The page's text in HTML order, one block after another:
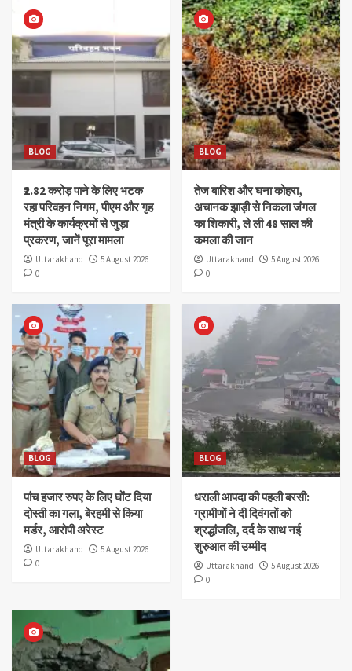
BLOG
₹2.82 करोड़ पाने के लिए भटक
रहा परिवहन निगम, पीएम और गृह
मंत्री के कार्यक्रमों से जुड़ा
प्रकरण, जानें पूरा मामला
Uttarakhand
5 August 2026
0
BLOG
तेज बारिश और घना कोहरा,
अचानक झाड़ी से निकला जंगल
का शिकारी, ले ली 48 साल की
कमला की जान
Uttarakhand
5 August 2026
0
BLOG
पांच हजार रुपए के लिए घोंट दिया
दोस्ती का गला, बेरहमी से किया
मर्डर, आरोपी अरेस्ट
Uttarakhand
5 August 2026
0
BLOG
धराली आपदा की पहली बरसी:
ग्रामीणों ने दी दिवंगतों को
श्रद्धांजलि, दर्द के साथ नई
शुरुआत की उम्मीद
Uttarakhand
5 August 2026
0